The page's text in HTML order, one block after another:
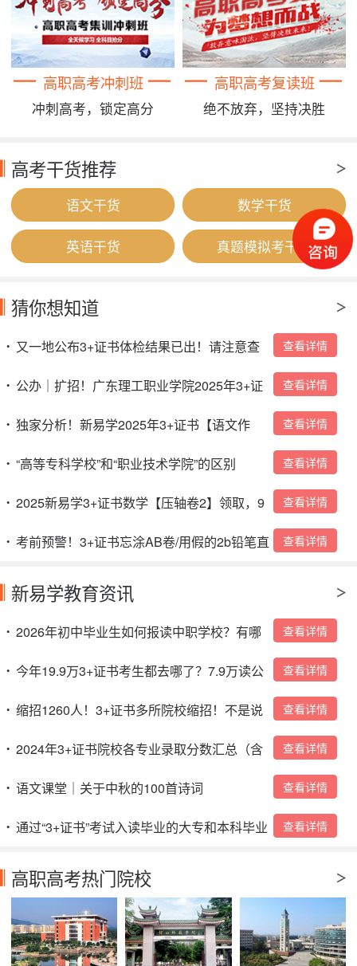
高职高考冲刺班
冲刺高考，锁定高分
高职高考复读班
绝不放弃，坚持决胜
高考干货推荐
语文干货 数学干货
英语干货 真题模拟考干货
猜你想知道
• 又一地公布3+证书体检结果已出！请注意查
询！
查看详情
• 公办｜扩招！广东理工职业学院2025年3+证
书招生计划
查看详情
• 独家分析！新易学2025年3+证书【语文作
文】预测！看完作文不得50分+？
查看详情
• “高等专科学校”和“职业技术学院”的区别 查看详情
• 2025新易学3+证书数学【压轴卷2】领取，9
号晚上19：30开讲！
查看详情
• 考前预警！3+证书忘涂AB卷/用假的2b铅笔直
接0分？
查看详情
新易学教育资讯
• 2026年初中毕业生如何报读中职学校？有哪
些入读方式？
查看详情
• 今年19.9万3+证书考生都去哪了？7.9万读公
办，4.4万读民办，超7万人陪跑成“炮灰”！！
查看详情
• 缩招1260人！3+证书多所院校缩招！不是说
好扩招吗？
查看详情
• 2024年3+证书院校各专业录取分数汇总（含
本科）→
查看详情
• 语文课堂｜关于中秋的100首诗词 查看详情
• 通过“3+证书”考试入读毕业的大专和本科毕业
证是怎么样的？
查看详情
高职高考热门院校